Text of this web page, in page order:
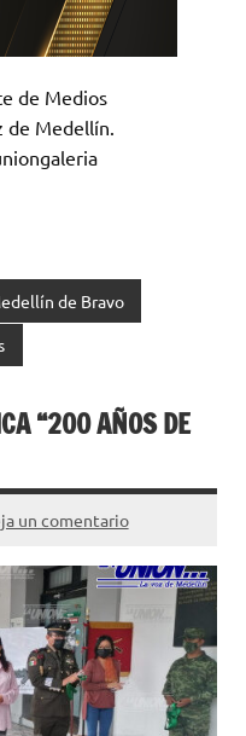
de Medios
Medellín.
de Bravo
“200 AÑOS DE
un comentario